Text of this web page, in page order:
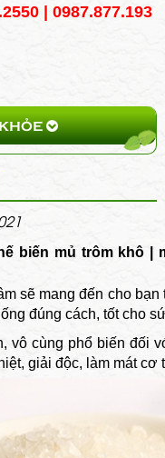
| 0987.877.193
biến mủ trôm khô |
sẽ mang đến cho bạn
đúng cách, tốt cho
vô cùng phổ biến đối
giải độc, làm mát